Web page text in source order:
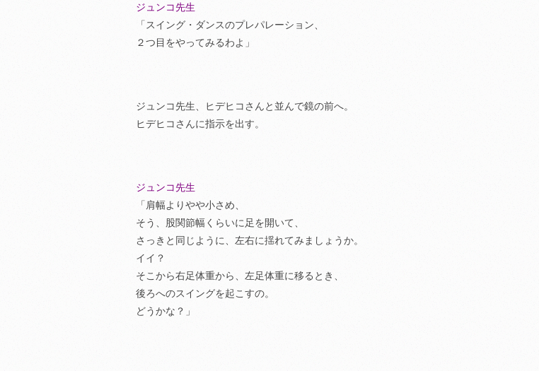
ジュンコ先生
「スイング・ダンスのプレパレーション、
２つ目をやってみるわよ」
ジュンコ先生、ヒデヒコさんと並んで鏡の前へ。
ヒデヒコさんに指示を出す。
ジュンコ先生
「肩幅よりやや小さめ、
そう、股関節幅くらいに足を開いて、
さっきと同じように、左右に揺れてみましょうか。
イイ？
そこから右足体重から、左足体重に移るとき、
後ろへのスイングを起こすの。
どうかな？」